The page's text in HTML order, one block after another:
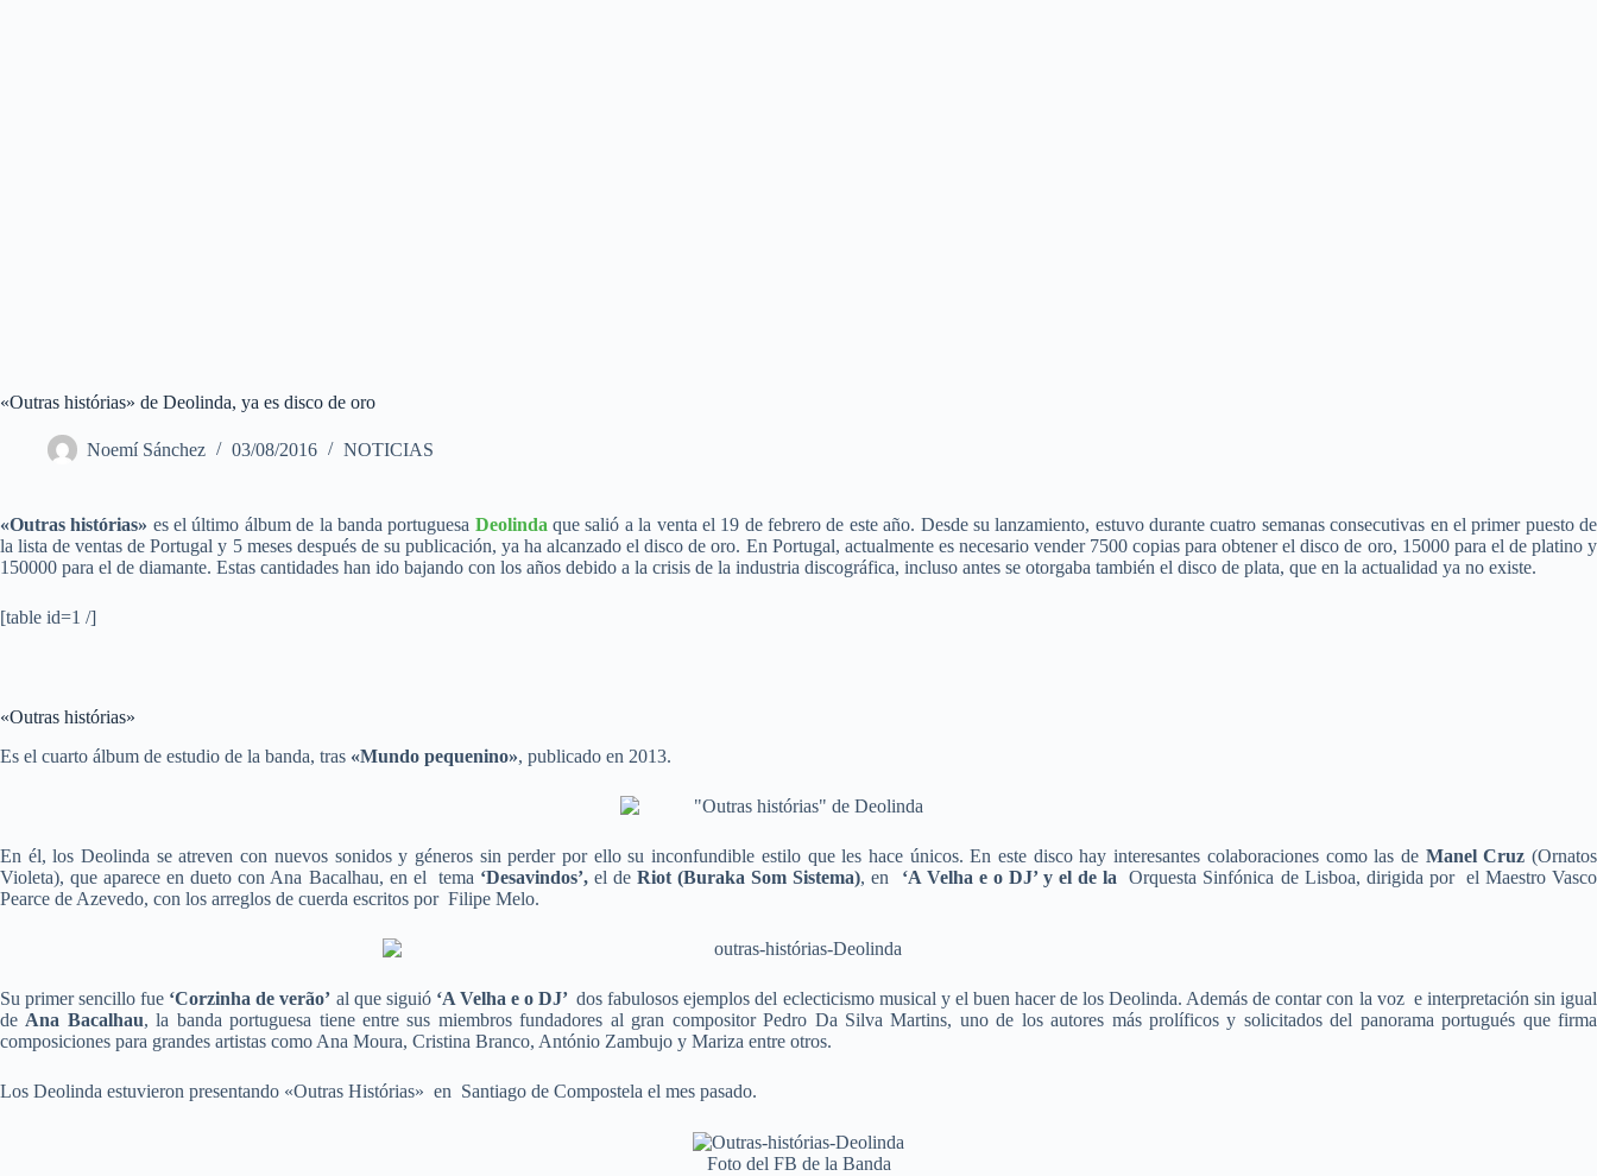
«Outras histórias» de Deolinda, ya es disco de oro
Noemí Sánchez 03/08/2016 NOTICIAS
«Outras histórias» es el último álbum de la banda portuguesa Deolinda que salió a la venta el 19 de febrero de este año. Desde su lanzamiento, estuvo durante cuatro semanas consecutivas en el primer puesto de
la lista de ventas de Portugal y 5 meses después de su publicación, ya ha alcanzado el disco de oro. En Portugal, actualmente es necesario vender 7500 copias para obtener el disco de oro, 15000 para el de platino y
150000 para el de diamante. Estas cantidades han ido bajando con los años debido a la crisis de la industria discográfica, incluso antes se otorgaba también el disco de plata, que en la actualidad ya no existe.
[table id=1 /]
«Outras histórias»
Es el cuarto álbum de estudio de la banda, tras «Mundo pequenino», publicado en 2013.
En él, los Deolinda se atreven con nuevos sonidos y géneros sin perder por ello su inconfundible estilo que les hace únicos. En este disco hay interesantes colaboraciones como las deManel Cruz (Ornatos
Violeta), que aparece en dueto con Ana Bacalhau, en el tema ‘Desavindos’,el deRiot (Buraka Som Sistema), en ‘A Velha e o DJ’ y el de la
Orquesta Sinfónica de Lisboa, dirigida por el Maestro Vasco
Pearce de Azevedo, con los arreglos de cuerda escritos por Filipe Melo.
Su primer sencillo fue ‘Corzinha de verão’ al que siguió ‘A Velha e o DJ’dos fabulosos ejemplos del eclecticismo musical y el buen hacer de los Deolinda. Además de contar con la voz e interpretación sin igual
de Ana Bacalhau, la banda portuguesa tiene entre sus miembros fundadores al gran compositor Pedro Da Silva Martins, uno de los autores más prolíficos y solicitados del panorama portugués que firma
composiciones para grandes artistas como Ana Moura, Cristina Branco, António Zambujo y Mariza entre otros.
Los Deolinda estuvieron presentando «Outras Histórias» en Santiago de Compostela el mes pasado.
Foto del FB de la Banda